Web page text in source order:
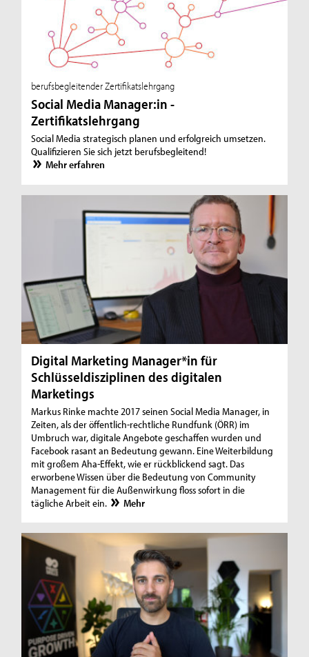
berufsbegleitender Zertifikatslehrgang
Social Media Manager:in -
Zertifikatslehrgang
Social Media strategisch planen und erfolgreich umsetzen.
Qualifizieren Sie sich jetzt berufsbegleitend!
Mehr erfahren
Digital Marketing Manager*in für
Schlüsseldisziplinen des digitalen
Marketings
Markus Rinke machte 2017 seinen Social Media Manager, in
Zeiten, als der öffentlich-rechtliche Rundfunk (ÖRR) im
Umbruch war, digitale Angebote geschaffen wurden und
Facebook rasant an Bedeutung gewann. Eine Weiterbildung
mit großem Aha-Effekt, wie er rückblickend sagt. Das
erworbene Wissen über die Bedeutung von Community
Management für die Außenwirkung floss sofort in die
tägliche Arbeit ein.
Mehr